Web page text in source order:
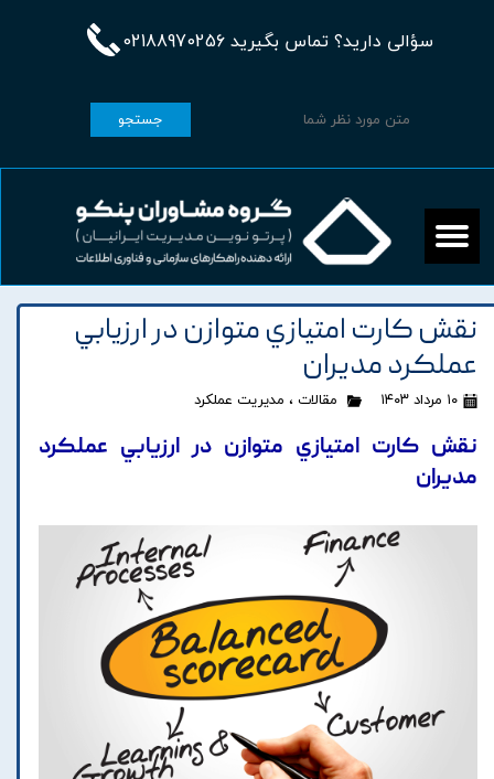
سؤالی دارید؟ تماس بگیرید 02188970256
جستجو
نقش کارت امتيازي متوازن در ارزيابي
عملکرد مديران
۱۰ مرداد ۱۴۰۳ مقالات ، مدیریت عملکرد
نقش کارت امتيازي متوازن در ارزيابي عملکرد
مديران